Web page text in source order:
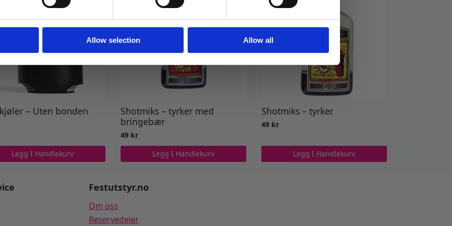
Allow selection Allow all
– Uten bonden
Legg I Handlekurv
Shotmiks – tyrker med
bringebær
49 kr
Legg I Handlekurv
Shotmiks – tyrker
49 kr
Legg I Handlekurv
Festutstyr.no
Om oss
Reservedeler
Ja takk! Jeg vil gjerne få brev fra dere!